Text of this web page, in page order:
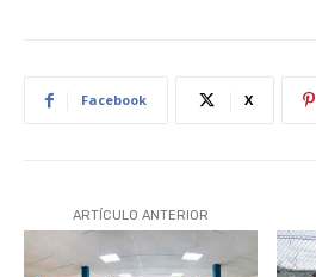
Facebook X
ARTÍCULO ANTERIOR